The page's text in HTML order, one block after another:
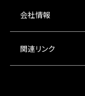
会社情報
関連リンク